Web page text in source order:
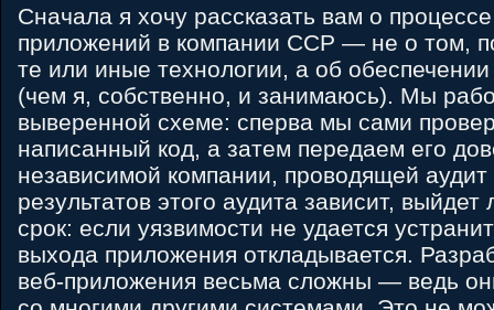
Сначала я хочу рассказать вам о
приложений в компании CCP — не о том,
те или иные технологии, а об
(чем я, собственно, и занимаюсь). Мы
выверенной схеме: сперва мы сами
написанный код, а затем передаем его
независимой компании, проводящей
результатов этого аудита зависит,
срок: если уязвимости не удается
выхода приложения откладывается.
веб-приложения весьма сложны ― ведь